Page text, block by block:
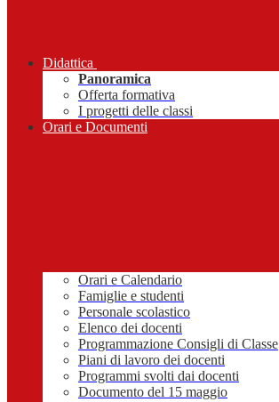
Didattica
Panoramica
Offerta formativa
I progetti delle classi
Orari e Documenti
Orari e Calendario
Famiglie e studenti
Personale scolastico
Elenco dei docenti
Programmazione Consigli di Classe
Piani di lavoro dei docenti
Programmi svolti dai docenti
Documento del 15 maggio